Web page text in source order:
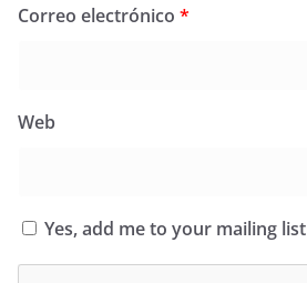
Correo electrónico *
Web
Yes, add me to your mailing list